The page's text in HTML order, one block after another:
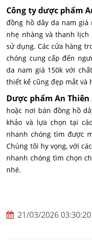
Công ty dược phẩm
đồng hồ dây da nam
nhẹ nhàng và thanh
sử dụng. Các cửa hàng
chóng cung cấp đến
da nam giá 150k với
thiết kế cũng đẹp mắt và
Dược phẩm An Thiên
hoặc nơi bán đồng hồ
khảo và lựa chọn tại
nhanh chóng tìm được
Chúng tôi hy vọng, với
nhanh chóng tìm chọn
nhé.
21/03/2026 03:30:20